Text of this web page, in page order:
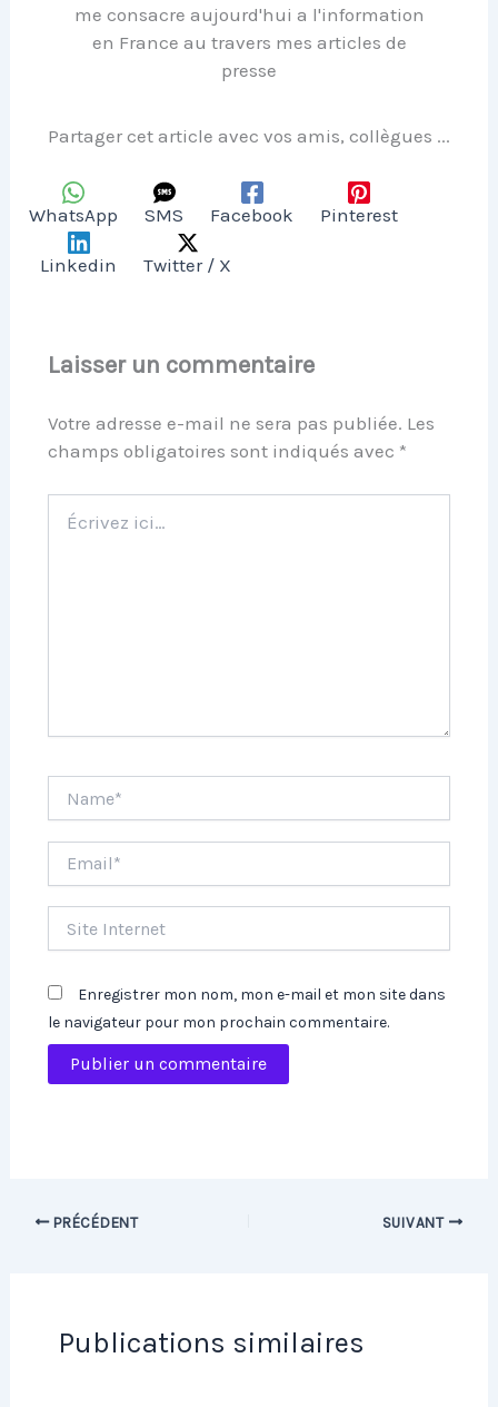
me consacre aujourd'hui a l'information
en France au travers mes articles de
presse
Partager cet article avec vos amis, collègues ...
WhatsApp SMS Facebook Pinterest
Linkedin Twitter / X
Laisser un commentaire
Votre adresse e-mail ne sera pas publiée. Les
champs obligatoires sont indiqués avec *
ici…
Internet
Enregistrer mon nom, mon e-mail et mon site dans
le navigateur pour mon prochain commentaire.
PRÉCÉDENT SUIVANT
Publications similaires